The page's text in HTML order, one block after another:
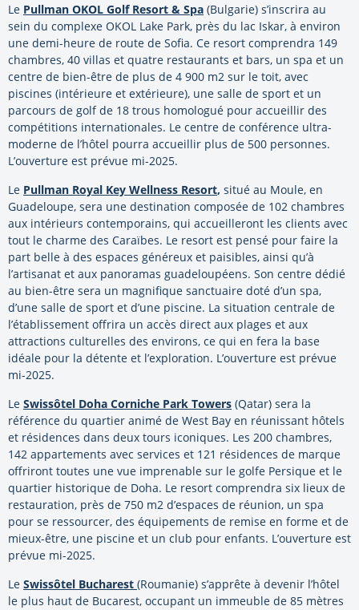
Le Pullman OKOL Golf Resort & Spa (Bulgarie) s’inscrira au
sein du complexe OKOL Lake Park, près du lac Iskar, à environ
une demi-heure de route de Sofia. Ce resort comprendra 149
chambres, 40 villas et quatre restaurants et bars, un spa et un
centre de bien-être de plus de 4 900 m2 sur le toit, avec
piscines (intérieure et extérieure), une salle de sport et un
parcours de golf de 18 trous homologué pour accueillir des
compétitions internationales. Le centre de conférence ultra-
moderne de l’hôtel pourra accueillir plus de 500 personnes.
L’ouverture est prévue mi-2025.
Le Pullman Royal Key Wellness Resort, situé au Moule, en
Guadeloupe, sera une destination composée de 102 chambres
aux intérieurs contemporains, qui accueilleront les clients avec
tout le charme des Caraïbes. Le resort est pensé pour faire la
part belle à des espaces généreux et paisibles, ainsi qu’à
l’artisanat et aux panoramas guadeloupéens. Son centre dédié
au bien-être sera un magnifique sanctuaire doté d’un spa,
d’une salle de sport et d’une piscine. La situation centrale de
l’établissement offrira un accès direct aux plages et aux
attractions culturelles des environs, ce qui en fera la base
idéale pour la détente et l’exploration. L’ouverture est prévue
mi-2025.
Le Swissôtel Doha Corniche Park Towers (Qatar) sera la
référence du quartier animé de West Bay en réunissant hôtels
et résidences dans deux tours iconiques. Les 200 chambres,
142 appartements avec services et 121 résidences de marque
offriront toutes une vue imprenable sur le golfe Persique et le
quartier historique de Doha. Le resort comprendra six lieux de
restauration, près de 750 m2 d’espaces de réunion, un spa
pour se ressourcer, des équipements de remise en forme et de
mieux-être, une piscine et un club pour enfants. L’ouverture est
prévue mi-2025.
Le Swissôtel Bucharest (Roumanie) s’apprête à devenir l’hôtel
le plus haut de Bucarest, occupant un immeuble de 85 mètres